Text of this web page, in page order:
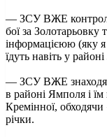
— ЗСУ ВЖЕ
бої за Золотарьовку
інформацієюю (яку я
їдуть навіть у
— ЗСУ ВЖЕ
в районі Ямполя і
Кремінної,
річки.